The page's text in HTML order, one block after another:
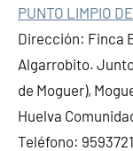
PUNTO LIMPIO
Dirección: Finca
Algarrobito.
de Moguer),
Huelva
Teléfono: